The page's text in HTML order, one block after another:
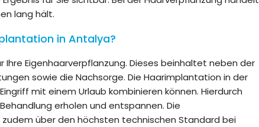
lang hält.
in Antalya?
Eigenhaarverpflanzung. Dieses beinhaltet neben der
sowie die Nachsorge. Die Haarimplantation in der
mit einem Urlaub kombinieren können. Hierdurch
erholen und entspannen. Die
über den höchsten technischen Standard bei